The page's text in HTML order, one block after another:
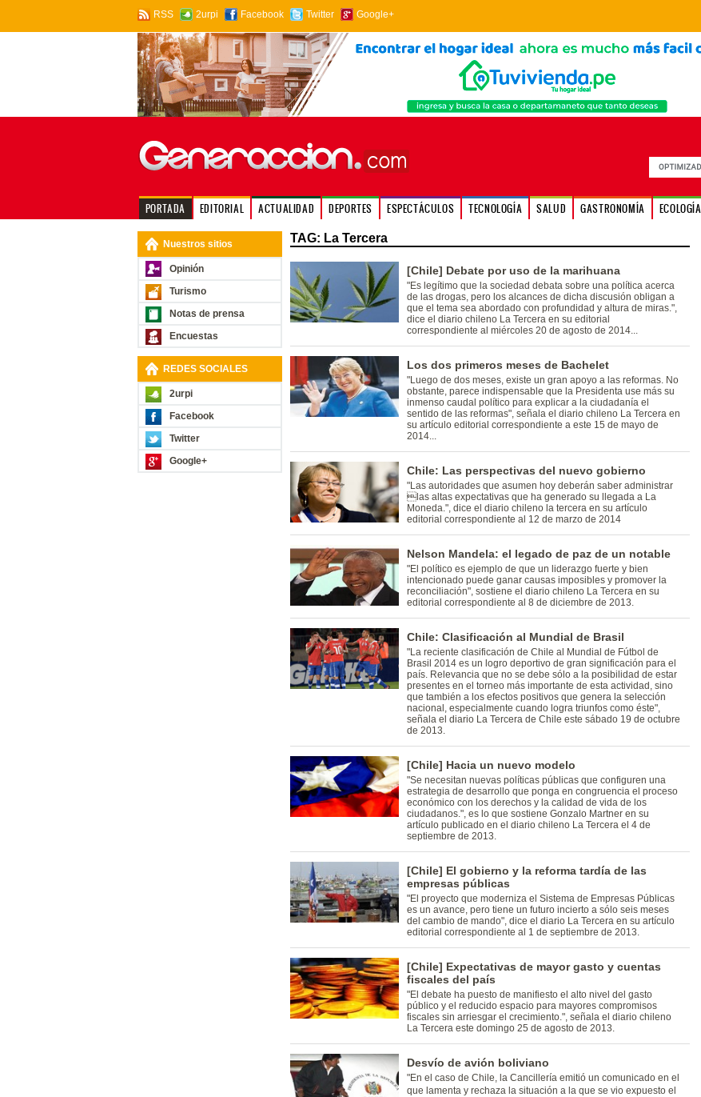
RSS 2urpi Facebook Twitter Google+
PORTADA EDITORIAL ACTUALIDAD DEPORTES ESPECTÁCULOS TECNOLOGÍA SALUD GASTRONOMÍA ECOLOGÍA
Nuestros sitios
Opinión
Turismo
Notas de prensa
Encuestas
REDES SOCIALES
2urpi
Facebook
Twitter
Google+
TAG: La Tercera
[Chile] Debate por uso de la marihuana
"Es legítimo que la sociedad debata sobre una política acerca
de las drogas, pero los alcances de dicha discusión obligan a
que el tema sea abordado con profundidad y altura de miras.",
dice el diario chileno La Tercera en su editorial
correspondiente al miércoles 20 de agosto de 2014...
Los dos primeros meses de Bachelet
"Luego de dos meses, existe un gran apoyo a las reformas. No
obstante, parece indispensable que la Presidenta use más su
inmenso caudal político para explicar a la ciudadanía el
sentido de las reformas", señala el diario chileno La Tercera en
su artículo editorial correspondiente a este 15 de mayo de
2014...
Chile: Las perspectivas del nuevo gobierno
"Las autoridades que asumen hoy deberán saber administrar
las altas expectativas que ha generado su llegada a La
Moneda.", dice el diario chileno la tercera en su artículo
editorial correspondiente al 12 de marzo de 2014
Nelson Mandela: el legado de paz de un notable
"El político es ejemplo de que un liderazgo fuerte y bien
intencionado puede ganar causas imposibles y promover la
reconciliación", sostiene el diario chileno La Tercera en su
editorial correspondiente al 8 de diciembre de 2013.
Chile: Clasificación al Mundial de Brasil
"La reciente clasificación de Chile al Mundial de Fútbol de
Brasil 2014 es un logro deportivo de gran significación para el
país. Relevancia que no se debe sólo a la posibilidad de estar
presentes en el torneo más importante de esta actividad, sino
que también a los efectos positivos que genera la selección
nacional, especialmente cuando logra triunfos como éste",
señala el diario La Tercera de Chile este sábado 19 de octubre
de 2013.
[Chile] Hacia un nuevo modelo
"Se necesitan nuevas políticas públicas que configuren una
estrategia de desarrollo que ponga en congruencia el proceso
económico con los derechos y la calidad de vida de los
ciudadanos.", es lo que sostiene Gonzalo Martner en su
artículo publicado en el diario chileno La Tercera el 4 de
septiembre de 2013.
[Chile] El gobierno y la reforma tardía de las
empresas públicas
"El proyecto que moderniza el Sistema de Empresas Públicas
es un avance, pero tiene un futuro incierto a sólo seis meses
del cambio de mando", dice el diario La Tercera en su artículo
editorial correspondiente al 1 de septiembre de 2013.
[Chile] Expectativas de mayor gasto y cuentas
fiscales del país
"El debate ha puesto de manifiesto el alto nivel del gasto
público y el reducido espacio para mayores compromisos
fiscales sin arriesgar el crecimiento.", señala el diario chileno
La Tercera este domingo 25 de agosto de 2013.
Desvío de avión boliviano
"En el caso de Chile, la Cancillería emitió un comunicado en el
que lamenta y rechaza la situación a la que se vio expuesto el